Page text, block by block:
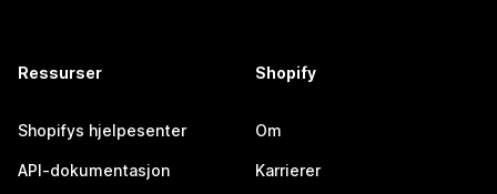
Ressurser
Shopifys hjelpesenter
API-dokumentasjon
Shopify
Om
Karrierer